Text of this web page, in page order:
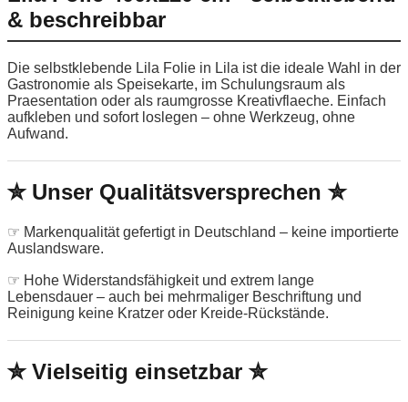
& beschreibbar
Die selbstklebende Lila Folie in Lila ist die ideale Wahl in der
Gastronomie als Speisekarte, im Schulungsraum als
Praesentation oder als raumgrosse Kreativflaeche. Einfach
aufkleben und sofort loslegen – ohne Werkzeug, ohne
Aufwand.
✮ Unser Qualitätsversprechen ✮
☞ Markenqualität gefertigt in Deutschland – keine importierte
Auslandsware.
☞ Hohe Widerstandsfähigkeit und extrem lange
Lebensdauer – auch bei mehrmaliger Beschriftung und
Reinigung keine Kratzer oder Kreide-Rückstände.
✮ Vielseitig einsetzbar ✮